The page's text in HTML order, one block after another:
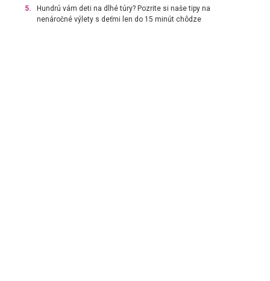
5.
Hundrú vám deti na dlhé túry? Pozrite si naše tipy na
nenáročné výlety s deťmi len do 15 minút chôdze